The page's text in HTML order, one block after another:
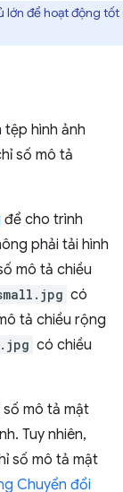
lớn để hoạt động tốt
hình ảnh
số mô tả
để cho trình
phải tải hình
mô tả chiều
có
tả chiều rộng
có chiều
số mô tả mật
Tuy nhiên,
số mô tả mật
Chuyển đổi